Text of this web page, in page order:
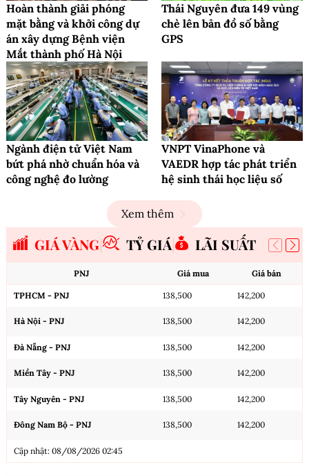
Hoàn thành giải phóng
mặt bằng và khởi công dự
án xây dựng Bệnh viện
Mắt thành phố Hà Nội
Thái Nguyên đưa 149 vùng
chè lên bản đồ số bằng
GPS
Ngành điện tử Việt Nam
bứt phá nhờ chuẩn hóa và
công nghệ đo lường
VNPT VinaPhone và
VAEDR hợp tác phát triển
hệ sinh thái học liệu số
Xem thêm
GIÁ VÀNG TỶ GIÁ LÃI SUẤT
PNJ Giá mua Giá bán
TPHCM - PNJ 138,500 142,200
Hà Nội - PNJ 138,500 142,200
Đà Nẵng - PNJ 138,500 142,200
Miền Tây - PNJ 138,500 142,200
Tây Nguyên - PNJ 138,500 142,200
Đông Nam Bộ - PNJ 138,500 142,200
Cập nhật: 08/08/2026 02:45